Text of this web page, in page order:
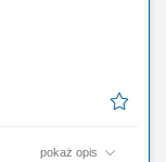
pokaż opis